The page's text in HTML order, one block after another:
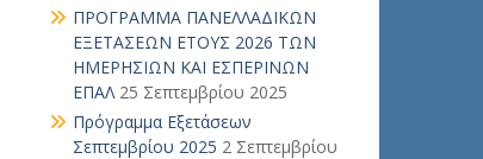
ΠΡΟΓΡΑΜΜΑ ΠΑΝΕΛΛΑΔΙΚΩΝ
ΕΞΕΤΑΣΕΩΝ ΕΤΟΥΣ 2026 ΤΩΝ
ΗΜΕΡΗΣΙΩΝ ΚΑΙ ΕΣΠΕΡΙΝΩΝ
ΕΠΑΛ 25 Σεπτεμβρίου 2025
Πρόγραμμα Εξετάσεων
Σεπτεμβρίου 2025 2 Σεπτεμβρίου